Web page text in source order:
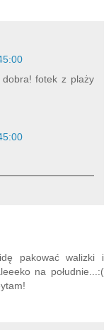
dobra! fotek z plaży
pakować walizki i
na południe...:(